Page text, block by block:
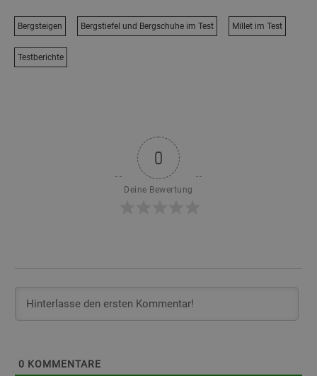
Bergsteigen Bergstiefel und Bergschuhe im Test Millet im Test
Testberichte
0
Deine Bewertung
0 KOMMENTARE